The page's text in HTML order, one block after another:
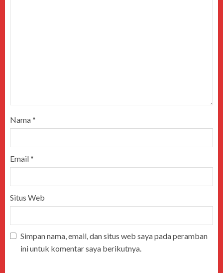
Nama*
Email*
Situs Web
Simpan nama, email, dan situs web saya pada peramban
ini untuk komentar saya berikutnya.